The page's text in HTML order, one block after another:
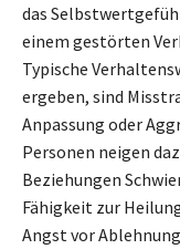
das
einem gestörten
Typische
ergeben, sind
Anpassung oder
Personen neigen
Beziehungen
Fähigkeit zur
Angst vor